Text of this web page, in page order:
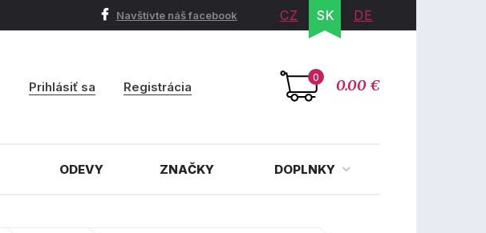
Navštívte náš facebook CZ SK DE
0 0.00 €
Prihlásiť sa Registrácia
ODEVY ZNAČKY DOPLNKY